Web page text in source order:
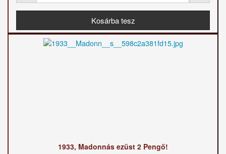
1933, Madonnás ezüst 2 Pengő!